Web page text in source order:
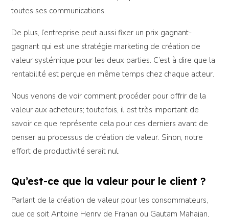
toutes ses communications.
De plus, l’entreprise peut aussi fixer un prix gagnant-
gagnant qui est une stratégie marketing de création de
valeur systémique pour les deux parties. C’est à dire que la
rentabilité est perçue en même temps chez chaque acteur.
Nous venons de voir comment procéder pour offrir de la
valeur aux acheteurs; toutefois, il est très important de
savoir ce que représente cela pour ces derniers avant de
penser au processus de création de valeur. Sinon, notre
effort de productivité serait nul.
Qu’est-ce que la valeur pour le client ?
Parlant de la création de valeur pour les consommateurs,
que ce soit Antoine Henry de Frahan ou Gautam Mahajan,